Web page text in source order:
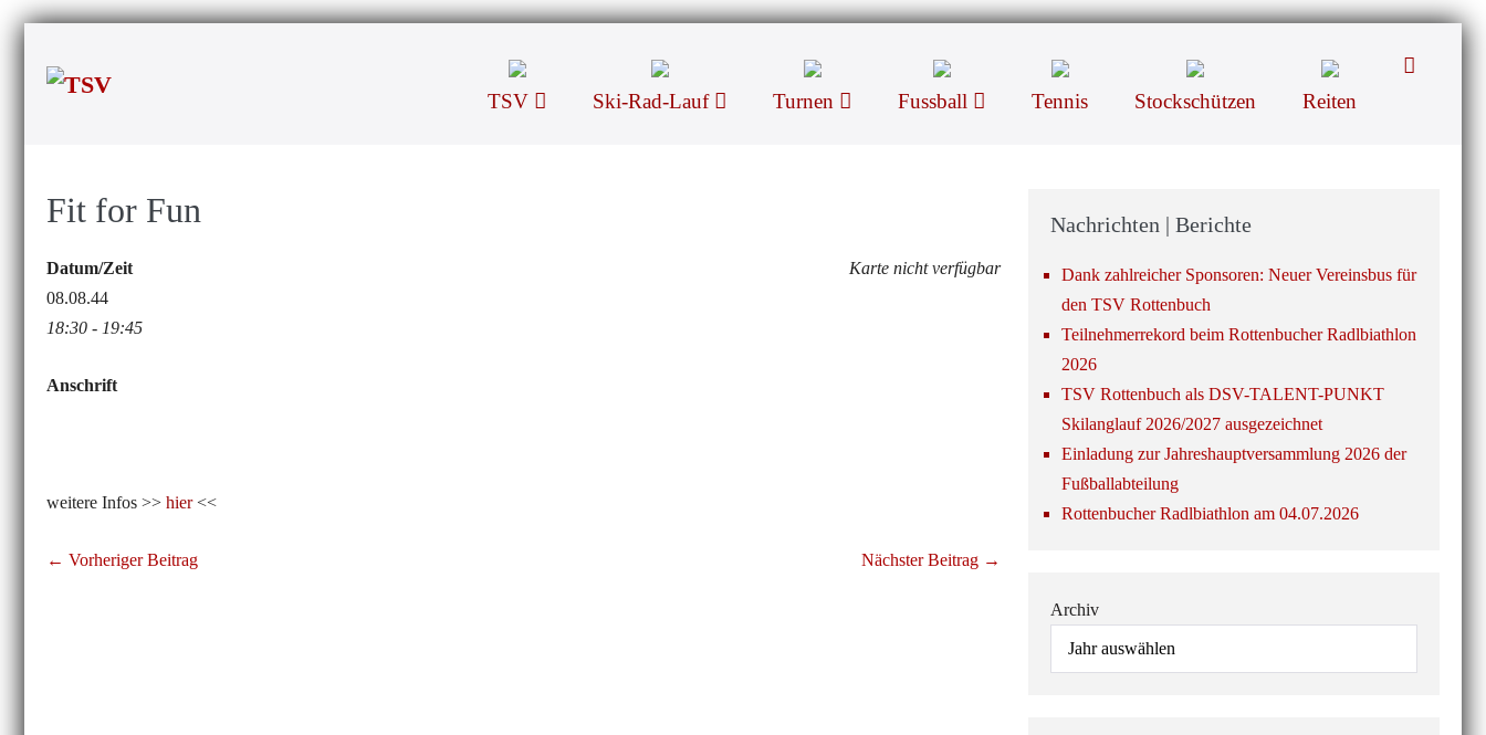
Zum
TSV Ski-Rad-Lauf Turnen Fussball Tennis Stockschützen Reiten
Suche-
Fit for Fun
Karte nicht verfügbar
Datum/Zeit
08.08.44
18:30 - 19:45
Anschrift
weitere Infos >> hier<<
Beitragsnavigation
← Vorheriger Beitrag Nächster Beitrag →
Nachrichten | Berichte
Dank zahlreicher Sponsoren: Neuer Vereinsbus für
den TSV Rottenbuch
Teilnehmerrekord beim Rottenbucher Radlbiathlon
2026
TSV Rottenbuch als DSV-TALENT-PUNKT
Skilanglauf 2026/2027 ausgezeichnet
Einladung zur Jahreshauptversammlung 2026 der
Fußballabteilung
Rottenbucher Radlbiathlon am 04.07.2026
Archiv